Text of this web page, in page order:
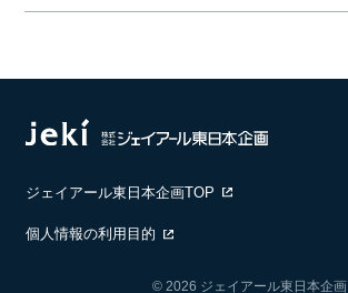
ジェイアール東日本企画TOP
個人情報の利用目的
© 2026 ジェイアール東日本企画